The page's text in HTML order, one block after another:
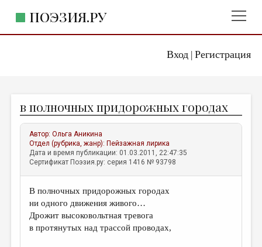
Вход| Регистрация
ПОЭЗИЯ.РУ
ЖАНРЫ
АВТОРЫ
КОММЕНТАРИИ
ЛИТСАЛОН
НОВОСТИ
ПРАВИЛА САЙТА
в полночных придорожных городах
Автор:Ольга Аникина
Отдел (рубрика, жанр): Пейзажная лирика
Дата и время публикации: 01.03.2011, 22:47:35
Сертификат Поэзия.ру: серия 1416 № 93798
В полночных придорожных городах
ни одного движения живого…
Дрожит высоковольтная тревога
в протянутых над трассой проводах,